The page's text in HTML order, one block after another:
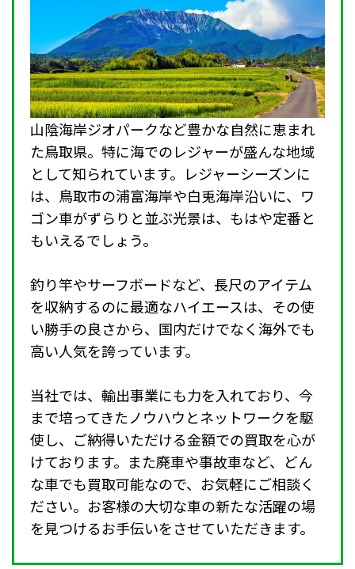
山陰海岸ジオパークなど豊かな自然に恵まれ
た鳥取県。特に海でのレジャーが盛んな地域
として知られています。レジャーシーズンに
は、鳥取市の浦富海岸や白兎海岸沿いに、ワ
ゴン車がずらりと並ぶ光景は、もはや定番と
もいえるでしょう。
釣り竿やサーフボードなど、長尺のアイテム
を収納するのに最適なハイエースは、その使
い勝手の良さから、国内だけでなく海外でも
高い人気を誇っています。
当社では、輸出事業にも力を入れており、今
まで培ってきたノウハウとネットワークを駆
使し、ご納得いただける金額での買取を心が
けております。また廃車や事故車など、どん
な車でも買取可能なので、お気軽にご相談く
ださい。お客様の大切な車の新たな活躍の場
を見つけるお手伝いをさせていただきます。